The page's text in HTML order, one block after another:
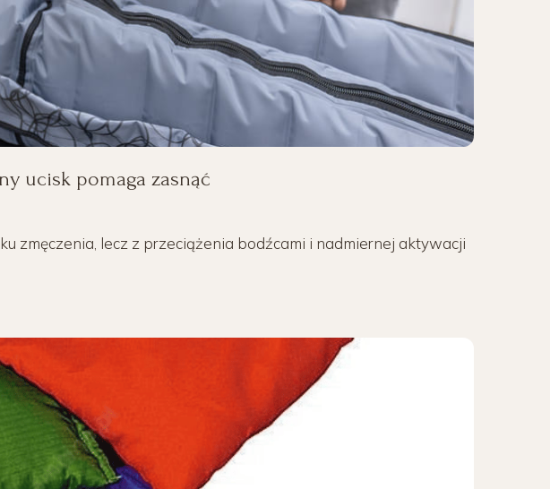
ucisk pomaga zasnąć
zmęczenia, lecz z przeciążenia bodźcami i nadmiernej aktywacji